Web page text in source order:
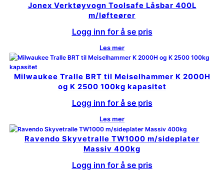
Jonex Verktøyvogn Toolsafe Låsbar 400L
m/løfteører
Logg inn for å se pris
Les mer
Milwaukee Tralle BRT til Meiselhammer K 2000H
og K 2500 100kg kapasitet
Logg inn for å se pris
Les mer
Ravendo Skyvetralle TW1000 m/sideplater
Massiv 400kg
Logg inn for å se pris